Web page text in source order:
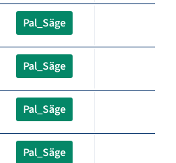
Pal_Säge
Pal_Säge
Pal_Säge
Pal_Säge